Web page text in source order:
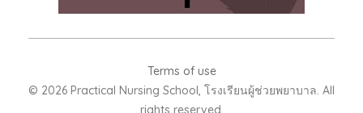
Terms of use
© 2026 Practical Nursing School, โรงเรียนผู้ช่วยพยาบาล. All
rights reserved.